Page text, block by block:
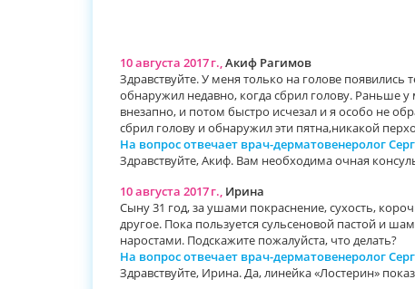
10 августа 2017 г.,Акиф Рагимов
Здравствуйте. У меня только на голове
обнаружил недавно, когда сбрил голову. Раньше
внезапно, и потом быстро исчезал и я особо не
сбрил голову и обнаружил эти пятна,никакой
На вопрос отвечает врач-дерматовенеролог
Здравствуйте, Акиф. Вам необходима очная
10 августа 2017 г., Ирина
Сыну 31 год, за ушами покраснение, сухость,
другое. Пока пользуется сульсеновой пастой и
наростами. Подскажите пожалуйста, что делать?
На вопрос отвечает врач-дерматовенеролог
Здравствуйте, Ирина. Да, линейка «Лостерин»